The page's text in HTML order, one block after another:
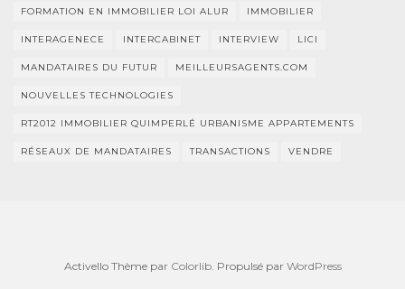
FORMATION EN IMMOBILIER LOI ALUR IMMOBILIER
INTERAGENECE INTERCABINET INTERVIEW LICI
MANDATAIRES DU FUTUR MEILLEURSAGENTS.COM
NOUVELLES TECHNOLOGIES
RT2012 IMMOBILIER QUIMPERLÉ URBANISME APPARTEMENTS
RÉSEAUX DE MANDATAIRES TRANSACTIONS VENDRE
Activello Thème par Colorlib. Propulsé par WordPress